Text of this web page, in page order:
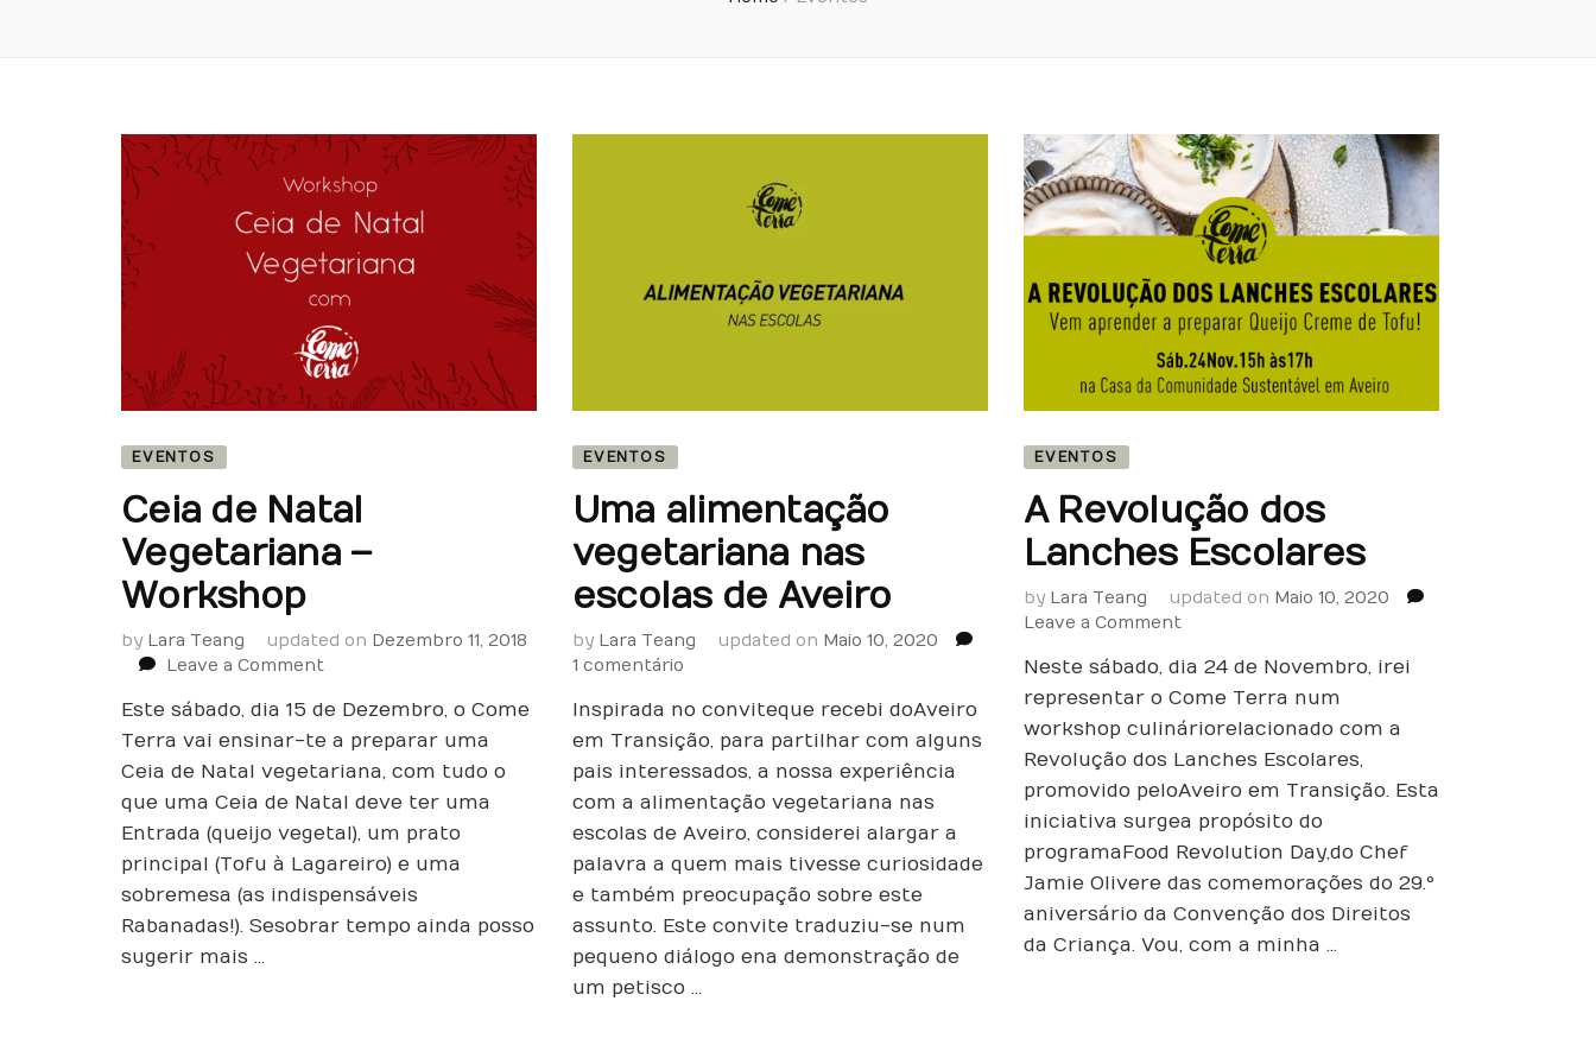
EVENTOS
Ceia de Natal
Vegetariana –
Workshop
by Lara Teang updated on Dezembro 11, 2018
Leave a Comment
de
Natal
Vegetariana
Workshop
Este sábado, dia 15 de Dezembro, o Come
Terra vai ensinar-te a preparar uma
Ceia de Natal vegetariana, com tudo o
que uma Ceia de Natal deve ter uma
Entrada (queijo vegetal), um prato
principal (Tofu à Lagareiro) e uma
sobremesa (as indispensáveis
Rabanadas!). Se sobrar tempo ainda posso
sugerir mais …
EVENTOS
Uma alimentação
vegetariana nas
escolas de Aveiro
by Lara Teang updated on Maio 10, 2020
1 comentárioem
alimentação
vegetariana
nas
de
Aveiro
Inspirada no convite que recebi do Aveiro
em Transição, para partilhar com alguns
pais interessados, a nossa experiência
com a alimentação vegetariana nas
escolas de Aveiro, considerei alargar a
palavra a quem mais tivesse curiosidade
e também preocupação sobre este
assunto. Este convite traduziu-se num
pequeno diálogo e na demonstração de
um petisco …
EVENTOS
A Revolução dos
Lanches Escolares
by Lara Teang updated on Maio 10, 2020
Leave a Commenton
Revolução
dos
Lanches
Neste sábado, dia 24 de Novembro, irei
representar o Come Terra num
workshop culinário relacionado com a
Revolução dos Lanches Escolares,
promovido pelo Aveiro em Transição. Esta
iniciativa surge a propósito do
programa Food Revolution Day, do Chef
Jamie Oliver e das comemorações do 29.º
aniversário da Convenção dos Direitos
da Criança. Vou, com a minha …